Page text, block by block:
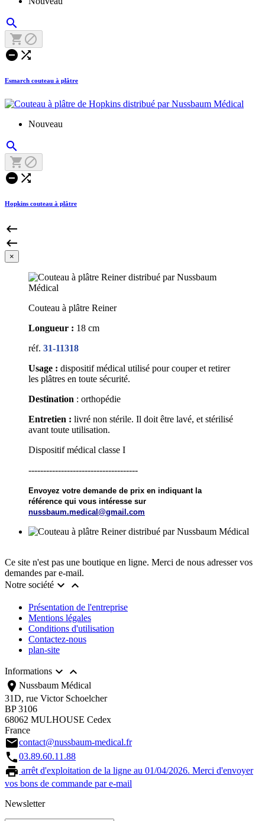

 
 
Esmarch couteau à plâtre
Nouveau

 
 
Hopkins couteau à plâtre


×
Couteau à plâtre Reiner
Longueur : 18 cm
réf. 31-11318
Usage : dispositif médical utilisé pour couper et retirer
les plâtres en toute sécurité.
Destination : orthopédie
Entretien : livré non stérile. Il doit être lavé, et stérilisé
avant toute utilisation.
Dispositif médical classe I
-------------------------------------
Envoyez votre demande de prix en indiquant la
référence qui vous intéresse sur
nussbaum.medical@gmail.com
Ce site n'est pas une boutique en ligne. Merci de nous adresser vos
demandes par e-mail.
Notre société  
Présentation de l'entreprise
Mentions légales
Conditions d'utilisation
Contactez-nous
plan-site
Informations  
location_on Nussbaum Médical
31D, rue Victor Schoelcher
BP 3106
68062 MULHOUSE Cedex
France
emailcontact@nussbaum-medical.fr
call03.89.60.11.88
print arrêt d'exploitation de la ligne au 01/04/2026. Merci d'envoyer
vos bons de commande par e-mail
Newsletter